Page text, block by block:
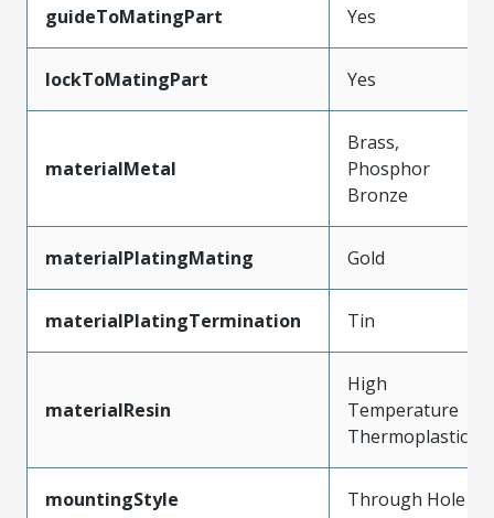
guideToMatingPart Yes
lockToMatingPart Yes
materialMetal
Brass,
Phosphor
Bronze
materialPlatingMating Gold
materialPlatingTermination Tin
materialResin
High
Temperature
Thermoplastic
mountingStyle Through Hole